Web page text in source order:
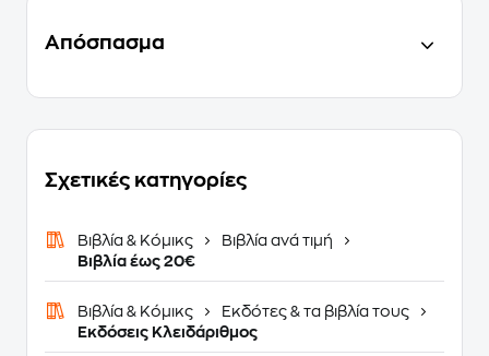
Απόσπασμα
Σχετικές κατηγορίες
Βιβλία & Κόμικς
Βιβλία ανά τιμή
Βιβλία έως 20€
Βιβλία & Κόμικς
Εκδότες & τα βιβλία τους
Εκδόσεις Κλειδάριθμος